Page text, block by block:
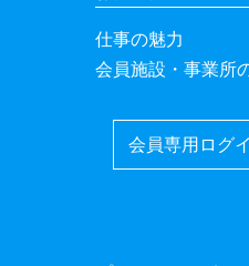
仕事の魅力
会員施設・事業所
会員専用ログ